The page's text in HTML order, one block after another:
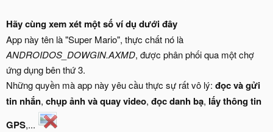
Hãy cùng xem xét một số ví dụ dưới đây
App này tên là "Super Mario", thực chất nó là
ANDROIDOS_DOWGIN.AXMD, được phân phối qua một chợ
ứng dụng bên thứ 3.
Những quyền mà app này yêu cầu thực sự rất vô lý: đọc và gửi
tin nhắn, chụp ảnh và quay video, đọc danh bạ, lấy thông tin
GPS,...